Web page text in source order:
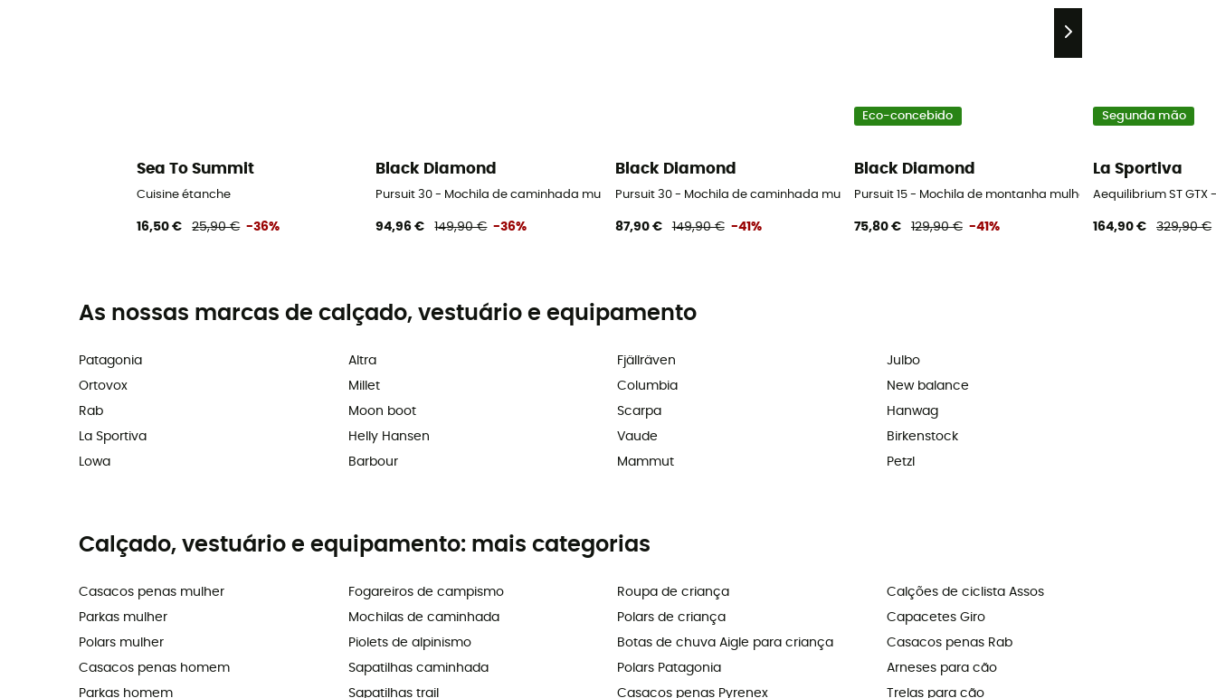
Sea To Summit
Cuisine étanche
16,50 € 25,90 € -36%
Black Diamond
Pursuit 30 - Mochila de caminhada mulher
94,96 € 149,90 € -36%
Black Diamond
Pursuit 30 - Mochila de caminhada mulher
87,90 € 149,90 € -41%
Eco-concebido
Black Diamond
Pursuit 15 - Mochila de montanha mulher
75,80 € 129,90 € -41%
Segunda mão
La Sportiva
Aequilibrium ST
164,90 € 329,90 €
As nossas marcas de calçado, vestuário e equipamento
Patagonia
Ortovox
Rab
La Sportiva
Lowa
Altra
Millet
Moon boot
Helly Hansen
Barbour
Fjällräven
Columbia
Scarpa
Vaude
Mammut
Julbo
New balance
Hanwag
Birkenstock
Petzl
Calçado, vestuário e equipamento: mais categorias
Casacos penas mulher
Parkas mulher
Polars mulher
Casacos penas homem
Parkas homem
Fogareiros de campismo
Mochilas de caminhada
Piolets de alpinismo
Sapatilhas caminhada
Sapatilhas trail
Roupa de criança
Polars de criança
Botas de chuva Aigle para criança
Polars Patagonia
Casacos penas Pyrenex
Calções de ciclista Assos
Capacetes Giro
Casacos penas Rab
Arneses para cão
Trelas para cão